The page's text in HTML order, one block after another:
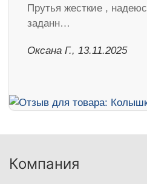
Прутья жесткие ,
заданн…
Оксана Г., 13.11.2025
Компания